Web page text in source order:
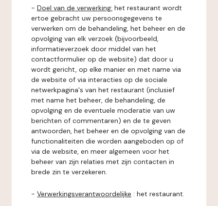
- Doel van de verwerking: het restaurant wordt
ertoe gebracht uw persoonsgegevens te
verwerken om de behandeling, het beheer en de
opvolging van elk verzoek (bijvoorbeeld,
informatieverzoek door middel van het
contactformulier op de website) dat door u
wordt gericht, op elke manier en met name via
de website of via interacties op de sociale
netwerkpagina's van het restaurant (inclusief
met name het beheer, de behandeling, de
opvolging en de eventuele moderatie van uw
berichten of commentaren) en de te geven
antwoorden, het beheer en de opvolging van de
functionaliteiten die worden aangeboden op of
via de website, en meer algemeen voor het
beheer van zijn relaties met zijn contacten in
brede zin te verzekeren.
- Verwerkingsverantwoordelijke : het restaurant.